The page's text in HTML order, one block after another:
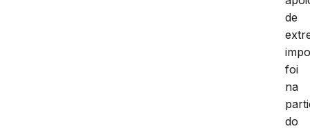
de
foi
na
do